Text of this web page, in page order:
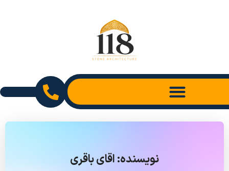
نویسنده:اقای باقری